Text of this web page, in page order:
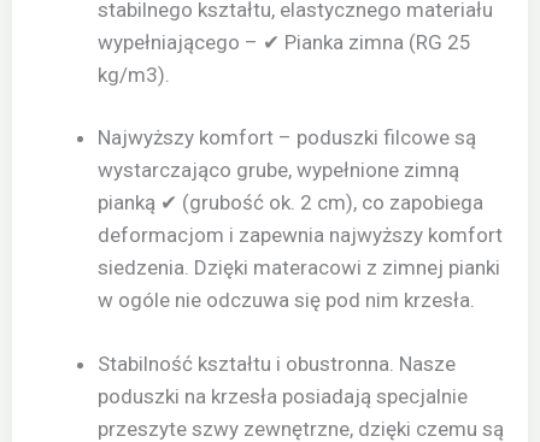
stabilnego kształtu, elastycznego materiału
wypełniającego – ✔ Pianka zimna (RG 25
kg/m3).
Najwyższy komfort – poduszki filcowe są
wystarczająco grube, wypełnione zimną
pianką ✔ (grubość ok. 2 cm), co zapobiega
deformacjom i zapewnia najwyższy komfort
siedzenia. Dzięki materacowi z zimnej pianki
w ogóle nie odczuwa się pod nim krzesła.
Stabilność kształtu i obustronna. Nasze
poduszki na krzesła posiadają specjalnie
przeszyte szwy zewnętrzne, dzięki czemu są